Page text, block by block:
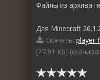
Файлы из архива
Для Minecraft
Скачать:
[27.91 Kb]